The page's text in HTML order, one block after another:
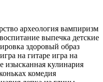
археология вампиризм
воспитание выпечка детские
здоровый образ
игра на гитаре игра на
изысканная кулинария
комедия